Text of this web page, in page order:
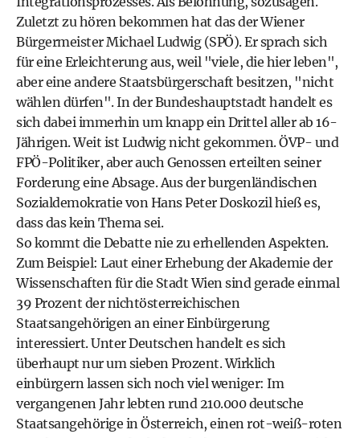
Zuletzt zu hören bekommen hat das der Wiener
BürgermeisterMichael Ludwig(SPÖ). Er sprach sich
für eine Erleichterung aus, weil "viele, die hier leben",
aber eine andere Staatsbürgerschaft besitzen, "nicht
wählen dürfen". In der Bundeshauptstadt handelt es
sich dabei immerhin um knapp ein Drittel aller ab 16-
Jährigen. Weit ist Ludwig nicht gekommen. ÖVP- und
FPÖ-Politiker, aber auch Genossen erteilten seiner
Forderung eine Absage. Aus der burgenländischen
Sozialdemokratie vonHans Peter Doskozilhieß es,
dass das kein Thema sei.
So kommt die Debatte nie zu erhellenden Aspekten.
Zum Beispiel: Laut einer Erhebung der Akademie der
Wissenschaften für die Stadt Wien sind gerade einmal
39 Prozent der nichtösterreichischen
Staatsangehörigen an einer Einbürgerung
interessiert. Unter Deutschen handelt es sich
überhaupt nur um sieben Prozent. Wirklich
einbürgern lassen sich noch viel weniger: Im
vergangenen Jahr lebten rund 210.000 deutsche
Staatsangehörige in Österreich, einen rot-weiß-roten